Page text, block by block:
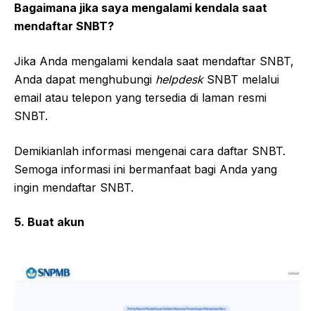
Bagaimana jika saya mengalami kendala saat
mendaftar SNBT?
Jika Anda mengalami kendala saat mendaftar SNBT,
Anda dapat menghubungi helpdeskSNBT melalui
email atau telepon yang tersedia di laman resmi
SNBT.
Demikianlah informasi mengenai cara daftar SNBT.
Semoga informasi ini bermanfaat bagi Anda yang
ingin mendaftar SNBT.
5. Buat akun